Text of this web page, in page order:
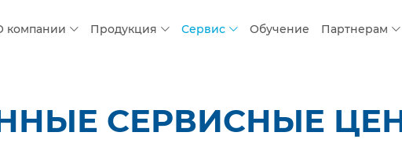
компании Продукция Сервис Обучение Партнерам
СЕРВИСНЫЕ